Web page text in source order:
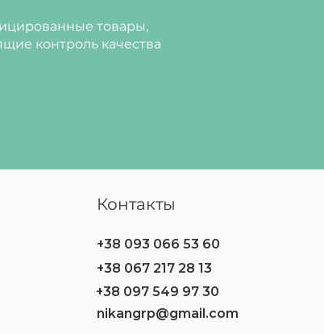
товары,
контроль качества
Контакты
+38 093 066 53 60
+38 067 217 28 13
nikangrp@gmail.com
+38 097 549 97 30